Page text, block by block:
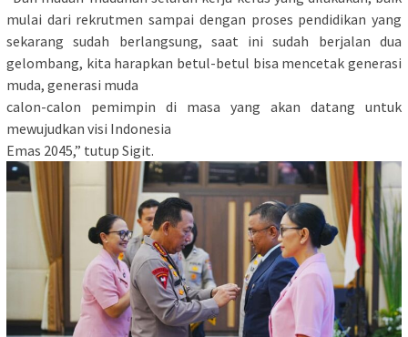
mulai dari rekrutmen sampai dengan proses pendidikan yang
sekarang sudah berlangsung, saat ini sudah berjalan dua
gelombang, kita harapkan betul-betul bisa mencetak generasi
muda, generasi muda
calon-calon pemimpin di masa yang akan datang untuk
mewujudkan visi Indonesia
Emas 2045,” tutup Sigit.